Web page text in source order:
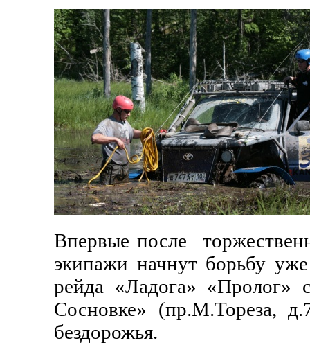
Впервые после
экипажи начнут борьбу
рейда «Ладога» «Пролог»
Сосновке» (пр.М.Тореза,
бездорожья.